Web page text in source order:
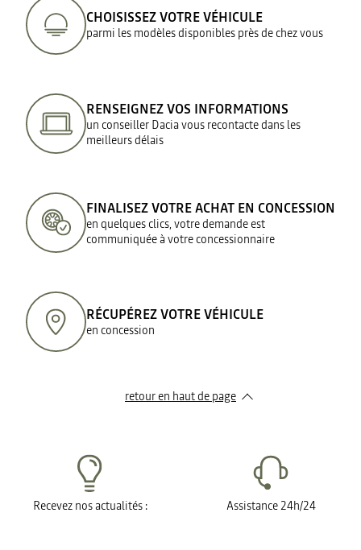
CHOISISSEZ VOTRE VÉHICULE
parmi les modèles disponibles près de chez vous
RENSEIGNEZ VOS INFORMATIONS
un conseiller Dacia vous recontacte dans les
meilleurs délais
FINALISEZ VOTRE ACHAT EN CONCESSION
en quelques clics, votre demande est
communiquée à votre concessionnaire
RÉCUPÉREZ VOTRE VÉHICULE
en concession
retour en haut de page​
Recevez nos actualités : Assistance 24h/24